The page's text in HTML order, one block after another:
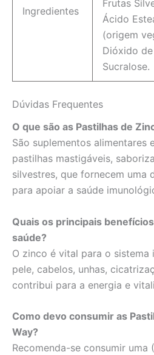
Ingredientes
Frutas
Ácido
(origem
Dióxido
Sucralose.
Dúvidas Frequentes
O que são as Pastilhas de
São suplementos alimentares
pastilhas mastigáveis,
silvestres, que fornecem uma
para apoiar a saúde
Quais os principais
saúde?
O zinco é vital para o sistema
pele, cabelos, unhas,
contribui para a energia e
Como devo consumir as
Way?
Recomenda-se consumir uma